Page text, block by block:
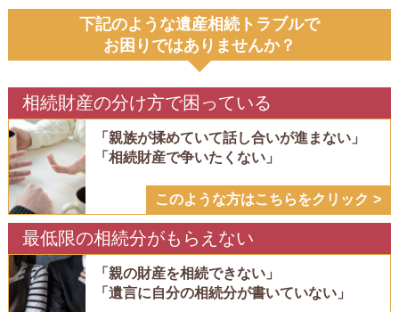
下記のような遺産相続トラブルで
お困りではありませんか？
相続財産の分け方で困っている
「親族が揉めていて話し合いが進まない」
「相続財産で争いたくない」
このような方はこちらをクリック
最低限の相続分がもらえない
「親の財産を相続できない」
「遺言に自分の相続分が書いていない」